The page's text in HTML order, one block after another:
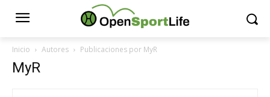
Inicio Autores Publicaciones por MyR
MyR